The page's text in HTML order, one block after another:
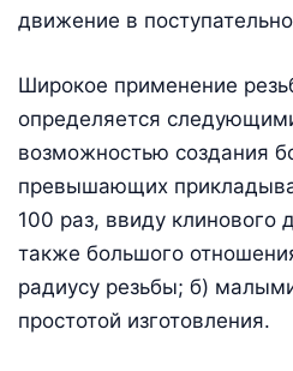
движение в
Широкое применение
определяется
возможностью создания
превышающих
100 раз, ввиду клинового
также большого
радиусу резьбы; б)
простотой изготовления.